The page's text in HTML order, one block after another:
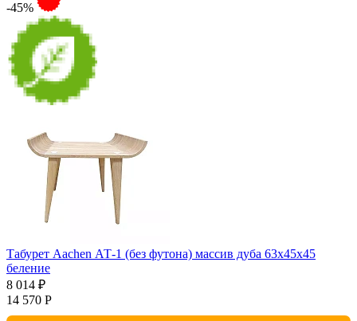
-45%
Табурет Aachen АТ-1 (без футона) массив дуба 63х45х45
беление
8 014 ₽
14 570 Р